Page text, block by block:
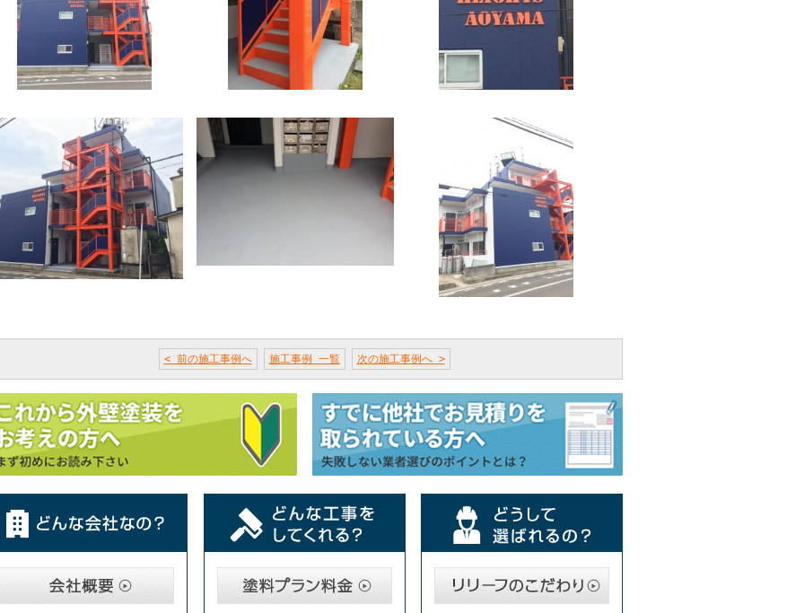
< 前の施工事例へ 施工事例 一覧 次の施工事例へ >